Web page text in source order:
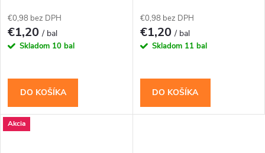
€0,98 bez DPH
€1,20/ bal
Skladom 10 bal
DO KOŠÍKA
€0,98 bez DPH
€1,20/ bal
Skladom 11 bal
DO KOŠÍKA
Akcia